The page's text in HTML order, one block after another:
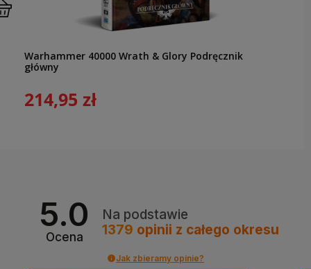
Warhammer 40000 Wrath & Glory Podręcznik
główny
214,95 zł
5.0
Ocena
Na podstawie
1379 opinii z całego okresu
Jak zbieramy opinie?